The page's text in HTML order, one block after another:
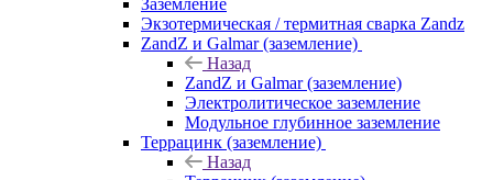
Заземление
Экзотермическая / термитная сварка Zandz
ZandZ и Galmar (заземление)
Назад
ZandZ и Galmar (заземление)
Электролитическое заземление
Модульное глубинное заземление
Террацинк (заземление)
Назад